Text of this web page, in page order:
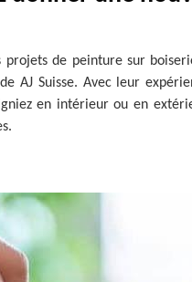
projets de peinture sur
AJ Suisse. Avec leur
en intérieur ou en